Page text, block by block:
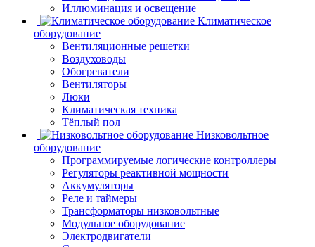
Иллюминация и освещение
Климатическое
оборудование
Вентиляционные решетки
Воздуховоды
Обогреватели
Вентиляторы
Люки
Климатическая техника
Тёплый пол
Низковольтное
оборудование
Программируемые логические контроллеры
Регуляторы реактивной мощности
Аккумуляторы
Реле и таймеры
Трансформаторы низковольтные
Модульное оборудование
Электродвигатели